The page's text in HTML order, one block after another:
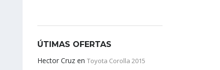
ÚTIMAS OFERTAS
Hector Cruz en Toyota Corolla 2015